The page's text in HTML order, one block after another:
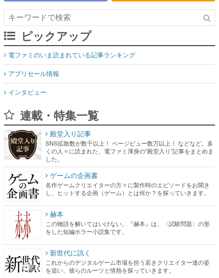
ピックアップ
電ファミのいま読まれている記事ランキング
アプリセール情報
インタビュー
連載・特集一覧
殿堂入り記事
SNS拡散数が数千以上！ ページビュー数万以上！ などなど。多
くの人々に読まれた、電ファミ渾身の“殿堂入り”記事をまとめま
した。
ゲームの企画書
名作ゲームクリエイターの方々に製作時のエピソードをお聞き
し、ヒットする企画（ゲーム）とは何か？を探っていきます。
赫本
この物語を解いてはいけない。『赫本』は、〈試験問題〉の形
をした短編ホラー小説集です。
新世代に訊く
これからのデジタルゲーム市場を担う若きクリエイター達の姿
を追い、彼らのルーツと情熱を探っていきます。